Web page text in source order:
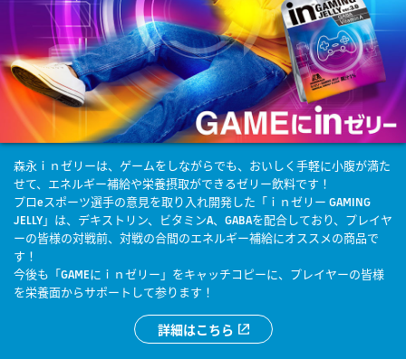
森永ｉｎゼリーは、ゲームをしながらでも、おいしく手軽に小腹が満た
せて、エネルギー補給や栄養摂取ができるゼリー飲料です！
プロeスポーツ選手の意見を取り入れ開発した「ｉｎゼリー GAMING
JELLY」は、デキストリン、ビタミンA、GABAを配合しており、プレイヤ
ーの皆様の対戦前、対戦の合間のエネルギー補給にオススメの商品で
す！
今後も「GAMEにｉｎゼリー」をキャッチコピーに、プレイヤーの皆様
を栄養面からサポートして参ります！
詳細はこちら